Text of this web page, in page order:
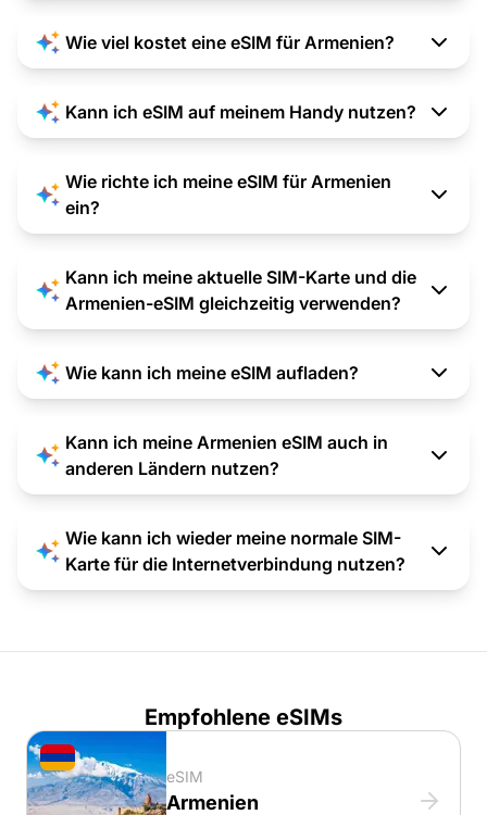
Wie viel kostet eine eSIM für Armenien?
Kann ich eSIM auf meinem Handy nutzen?
Wie richte ich meine eSIM für Armenien
ein?
Kann ich meine aktuelle SIM-Karte und die
Armenien-eSIM gleichzeitig verwenden?
Wie kann ich meine eSIM aufladen?
Kann ich meine Armenien eSIM auch in
anderen Ländern nutzen?
Wie kann ich wieder meine normale SIM-
Karte für die Internetverbindung nutzen?
Empfohlene eSIMs
eSIM
Armenien